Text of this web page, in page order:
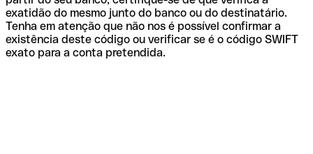
exatidão do mesmo junto do banco ou do destinatário.
Tenha em atenção que não nos é possível confirmar a
existência deste código ou verificar se é o código SWIFT
exato para a conta pretendida.